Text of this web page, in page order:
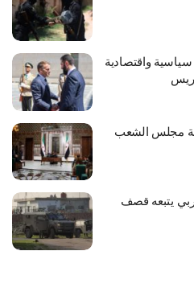
واقتصادية
مجلس الشعب
يتبعه قصف